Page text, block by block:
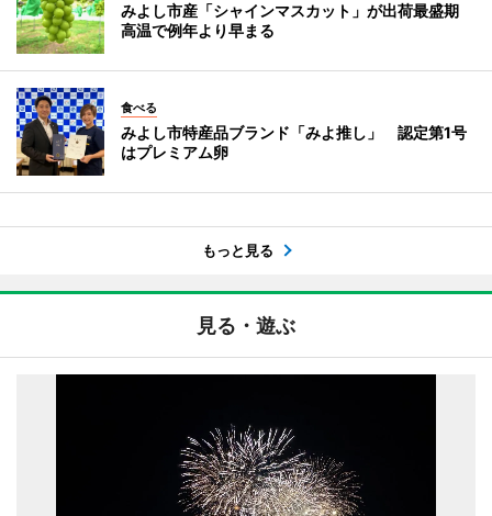
みよし市産「シャインマスカット」が出荷最盛期
高温で例年より早まる
食べる
みよし市特産品ブランド「みよ推し」 認定第1号
はプレミアム卵
もっと見る
見る・遊ぶ